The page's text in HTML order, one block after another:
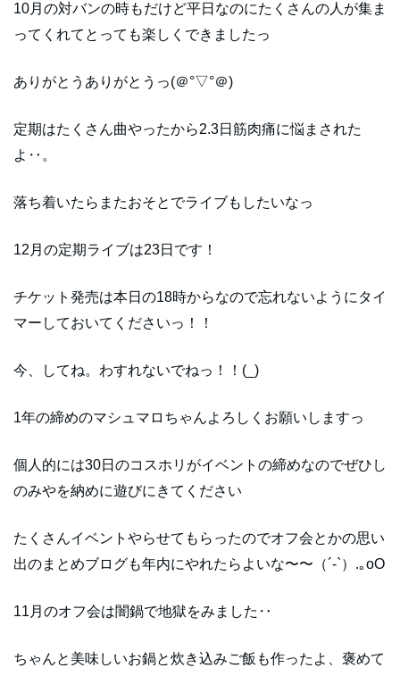
10月の対バンの時もだけど平日なのにたくさんの人が集ま
ってくれてとっても楽しくできましたっ
ありがとうありがとうっ(＠°▽°＠)
定期はたくさん曲やったから2.3日筋肉痛に悩まされた
よ‥。
落ち着いたらまたおそとでライブもしたいなっ
12月の定期ライブは23日です！
チケット発売は本日の18時からなので忘れないようにタイ
マーしておいてくださいっ！！
今、してね。わすれないでねっ！！(_)
1年の締めのマシュマロちゃんよろしくお願いしますっ
個人的には30日のコスホリがイベントの締めなのでぜひし
のみやを納めに遊びにきてください
たくさんイベントやらせてもらったのでオフ会とかの思い
出のまとめブログも年内にやれたらよいな〜〜（´-`）.｡oO
11月のオフ会は闇鍋で地獄をみました‥
ちゃんと美味しいお鍋と炊き込みご飯も作ったよ、褒めて